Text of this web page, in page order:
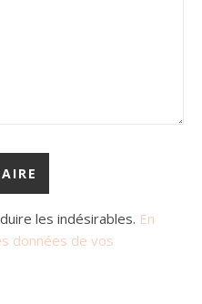
les indésirables. En
données de vos